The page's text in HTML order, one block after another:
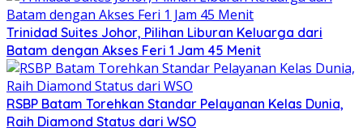
Trinidad Suites Johor, Pilihan Liburan Keluarga dari
Batam dengan Akses Feri 1 Jam 45 Menit
RSBP Batam Torehkan Standar Pelayanan Kelas Dunia,
Raih Diamond Status dari WSO